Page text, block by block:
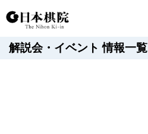
解説会・イベント 情報一覧